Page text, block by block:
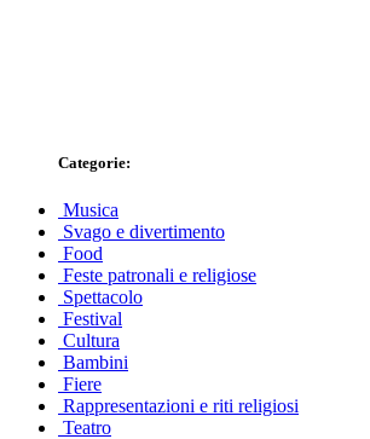
Categorie:
Musica
Svago e divertimento
Food
Feste patronali e religiose
Spettacolo
Festival
Cultura
Bambini
Fiere
Rappresentazioni e riti religiosi
Teatro